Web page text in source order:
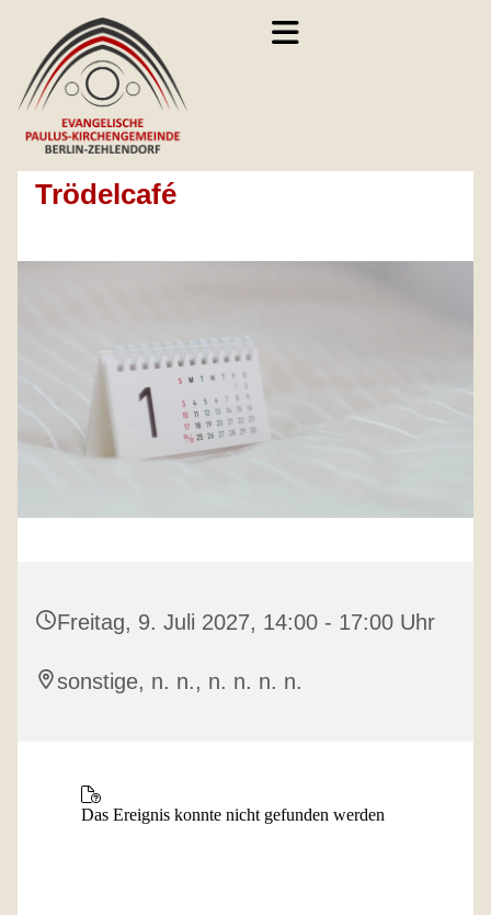
Trödelcafé
Freitag, 9. Juli 2027, 14:00 - 17:00 Uhr
sonstige, n. n., n. n. n. n.